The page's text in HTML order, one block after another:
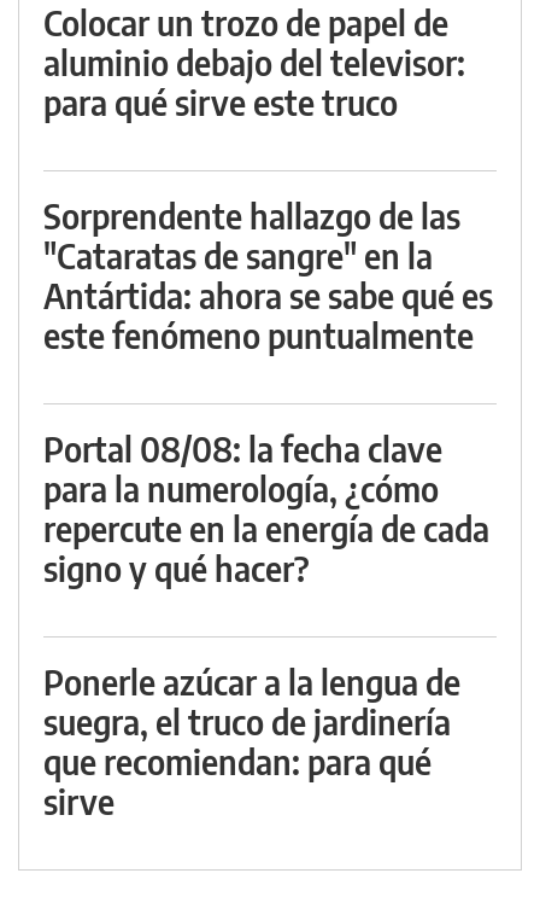
Colocar un trozo de papel de
aluminio debajo del televisor:
para qué sirve este truco
Sorprendente hallazgo de las
"Cataratas de sangre" en la
Antártida: ahora se sabe qué es
este fenómeno puntualmente
Portal 08/08: la fecha clave
para la numerología, ¿cómo
repercute en la energía de cada
signo y qué hacer?
Ponerle azúcar a la lengua de
suegra, el truco de jardinería
que recomiendan: para qué
sirve